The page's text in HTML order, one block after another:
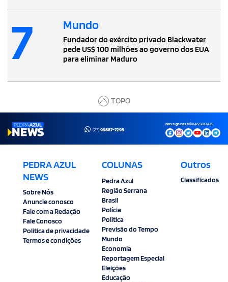
7 Mundo
Fundador do exército privado Blackwater
pede US$ 100 milhões ao governo dos EUA
para eliminar Maduro
TOPO
(27)99887-7295
Nos siga nas MÍDIAS SOCIAIS
PEDRA AZUL
NEWS
Sobre Nós
Anuncie conosco
Fale com a Redação
Fale Conosco
Politica de privacidade
Termos e condições
COLUNAS
Pedra Azul
Região Serrana
Brasil
Polícia
Política
Previsão do Tempo
Mundo
Economia
Reportagem Especial
Eleições
Educação
Outros
Classificados